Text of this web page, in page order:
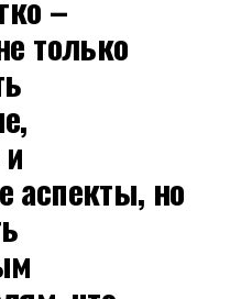
только
аспекты, но